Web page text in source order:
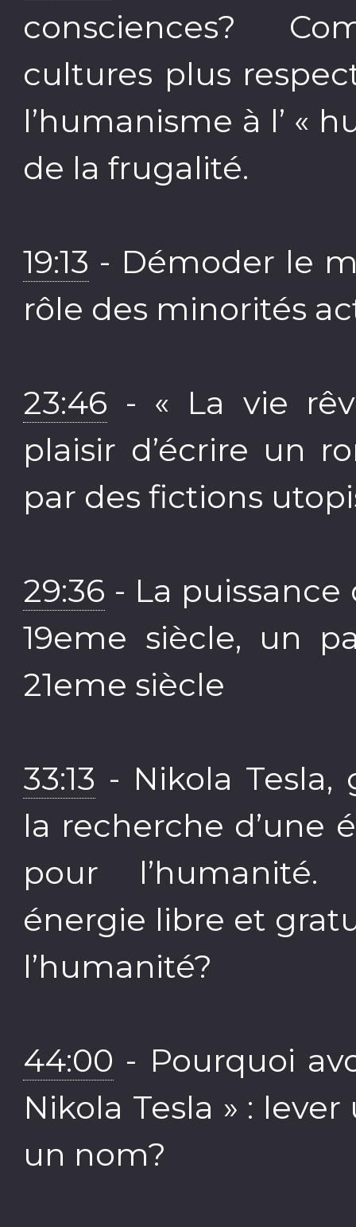
consciences?
cultures plus
l’humanisme à l’ «
de la frugalité.
19:13 - Démoder le
rôle des minorités
23:46 - « La vie
plaisir d’écrire un
par des fictions
29:36 - La
19eme siècle, un
21eme siècle
33:13 - Nikola
la recherche d’une
pour
énergie libre et
l’humanité?
44:00 - Pourquoi
Nikola Tesla » :
un nom?